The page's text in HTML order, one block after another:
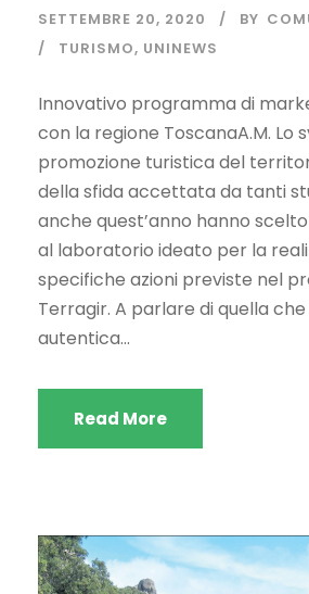
SETTEMBRE 20, 2020 BY
TURISMO, UNINEWS
Innovativo programma di
con la regione ToscanaA.M. Lo
promozione turistica del
della sfida accettata da tanti
anche quest’anno hanno
al laboratorio ideato per la
specifiche azioni previste nel
Terragir. A parlare di quella che
autentica...
Read More